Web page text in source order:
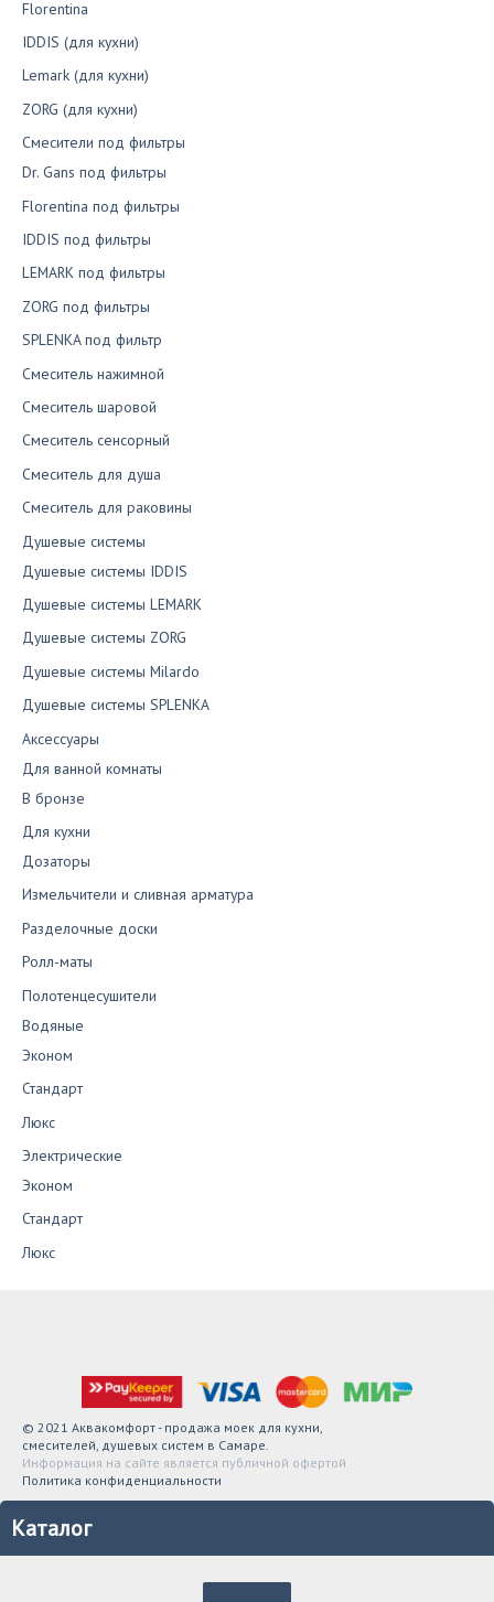
Florentina
IDDIS (для кухни)
Lemark (для кухни)
ZORG (для кухни)
Смесители под фильтры
Dr. Gans под фильтры
Florentina под фильтры
IDDIS под фильтры
LEMARK под фильтры
ZORG под фильтры
SPLENKA под фильтр
Смеситель нажимной
Смеситель шаровой
Смеситель сенсорный
Смеситель для душа
Смеситель для раковины
Душевые системы
Душевые системы IDDIS
Душевые системы LEMARK
Душевые системы ZORG
Душевые системы Milardo
Душевые системы SPLENKA
Аксессуары
Для ванной комнаты
В бронзе
Для кухни
Дозаторы
Измельчители и сливная арматура
Разделочные доски
Ролл-маты
Полотенцесушители
Водяные
Эконом
Стандарт
Люкс
Электрические
Эконом
Стандарт
Люкс
© 2021 Аквакомфорт - продажа моек для кухни,
смесителей, душевых систем в Самаре.
Информация на сайте является публичной офертой
Политика конфиденциальности
Каталог